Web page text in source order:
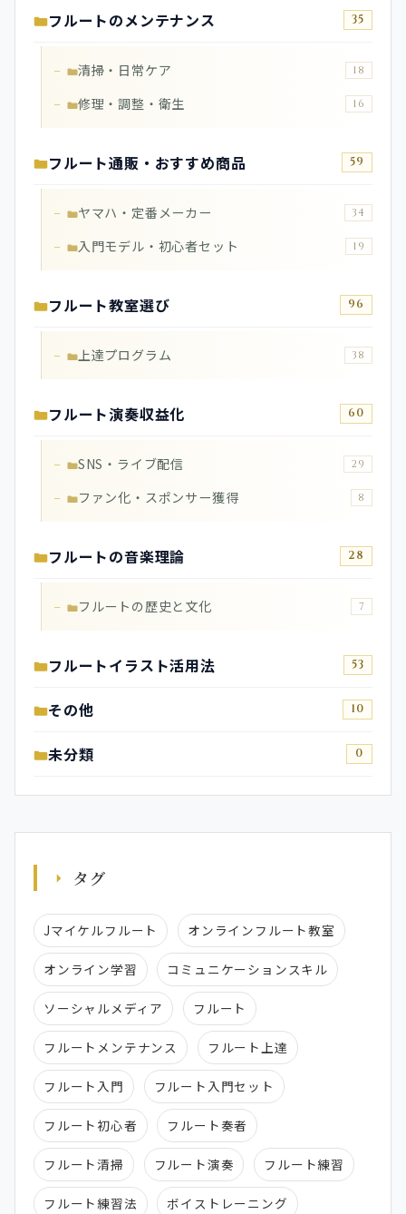
フルートのメンテナンス 35
清掃・日常ケア 18
修理・調整・衛生 16
フルート通販・おすすめ商品 59
ヤマハ・定番メーカー 34
入門モデル・初心者セット 19
フルート教室選び 96
上達プログラム 38
フルート演奏収益化 60
SNS・ライブ配信 29
ファン化・スポンサー獲得 8
フルートの音楽理論 28
フルートの歴史と文化 7
フルートイラスト活用法 53
その他 10
未分類 0
タグ
Jマイケルフルート オンラインフルート教室
オンライン学習 コミュニケーションスキル
ソーシャルメディア フルート
フルートメンテナンス フルート上達
フルート入門 フルート入門セット
フルート初心者 フルート奏者
フルート清掃 フルート演奏 フルート練習
フルート練習法 ボイストレーニング